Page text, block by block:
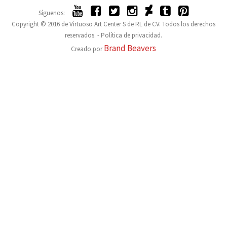
Síguenos:
Copyright © 2016 de Virtuoso Art Center S de RL de CV. Todos los derechos
reservados. - Política de privacidad.
Creado porBrand Beavers